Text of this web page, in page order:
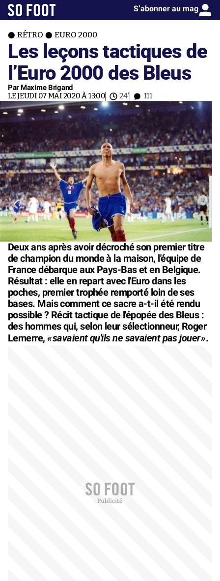
S’abonner au mag
RÉTRO EURO 2000
Les leçons tactiques de
l’Euro 2000 des Bleus
Par Maxime Brigand
LE JEUDI 07 MAI 2020 À 13:00 24' 111
Deux ans après avoir décroché son premier titre
de champion du monde à la maison, l'équipe de
France débarque aux Pays-Bas et en Belgique.
Résultat : elle en repart avec l'Euro dans les
poches, premier trophée remporté loin de ses
bases. Mais comment ce sacre a-t-il été rendu
possible ? Récit tactique de l'épopée des Bleus :
des hommes qui, selon leur sélectionneur, Roger
Lemerre,«savaient qu'ils ne savaient pas jouer».